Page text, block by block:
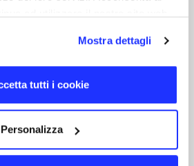
Mostra dettagli
tutti i cookie
Personalizza
Muskelmassager
17 tage